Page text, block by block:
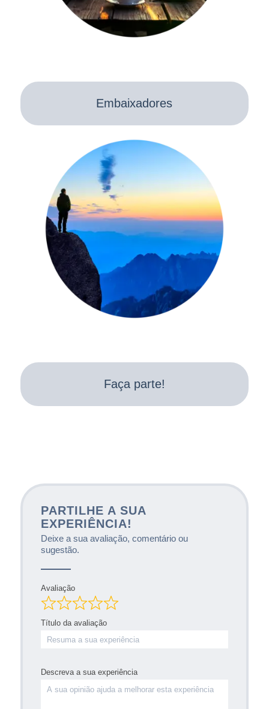
Embaixadores
Faça parte!
PARTILHE A SUA
EXPERIÊNCIA!
Deixe a sua avaliação, comentário ou
sugestão.
Avaliação
Título da avaliação
Descreva a sua experiência